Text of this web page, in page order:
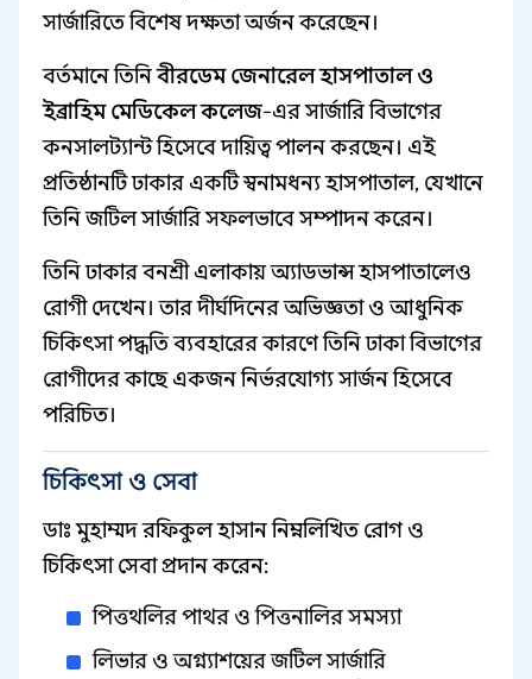
সার্জারিতে বিশেষ দক্ষতা অর্জন করেছেন।
বর্তমানে তিনিবীরডেম জেনারেল হাসপাতাল ও
ইব্রাহিম মেডিকেল কলেজ-এর সার্জারি বিভাগের
কনসালট্যান্ট হিসেবে দায়িত্ব পালন করছেন। এই
প্রতিষ্ঠানটি ঢাকার একটি স্বনামধন্য হাসপাতাল, যেখানে
তিনি জটিল সার্জারি সফলভাবে সম্পাদন করেন।
তিনি ঢাকার বনশ্রী এলাকায় অ্যাডভান্স হাসপাতালেও
রোগী দেখেন। তার দীর্ঘদিনের অভিজ্ঞতা ও আধুনিক
চিকিৎসা পদ্ধতি ব্যবহারের কারণে তিনি ঢাকা বিভাগের
রোগীদের কাছে একজন নির্ভরযোগ্য সার্জন হিসেবে
পরিচিত।
চিকিৎসা ও সেবা
ডাঃ মুহাম্মদ রফিকুল হাসান নিম্নলিখিত রোগ ও
চিকিৎসা সেবা প্রদান করেন:
পিত্তথলির পাথর ও পিত্তনালির সমস্যা
লিভার ও অগ্ন্যাশয়ের জটিল সার্জারি